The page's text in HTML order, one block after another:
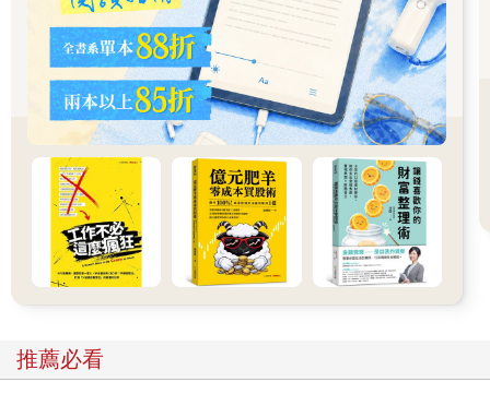
功的實用且經驗豐富之道。當然，你自己也會犯錯，不過說不定
你也能從我的錯誤中學到一些東西。我們可以慶祝彼此的成功而
共同成長。
你將學習到在任何情況下，都是簡單省事、且可以重複的循
序漸進的流程。你會十分清楚要觀察什麼，以及明白接下來該做
結果會如何？你會發揮自己的先天氣質，充滿自信走進任何
場合，因為你已經接受過訓練。無論你是好沉思、內向型的人，
還是愛交際、外向型的人，你都可以百分之百做自己，你無需擔
心自己給別人留下什麼印象。你會設計出自己獨特的流程，為自
己遇到的人效勞，讓他們的生活更美好！
自信、利己的影響力和利他的影響力，這聽起來是不是很
棒？只要你知道該怎麼做，這一點都不難！你會學得很輕鬆，而
為某個場合裡最了解實際況狀，以及如何讓況狀變得更好的人。
加入我的冒險行列吧！我會陪你走完這條路，我們一起完成
推薦必看